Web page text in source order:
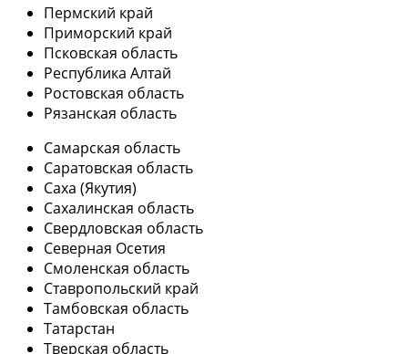
Пермский край
Приморский край
Псковская область
Республика Алтай
Ростовская область
Рязанская область
Самарская область
Саратовская область
Саха (Якутия)
Сахалинская область
Свердловская область
Северная Осетия
Смоленская область
Ставропольский край
Тамбовская область
Татарстан
Тверская область